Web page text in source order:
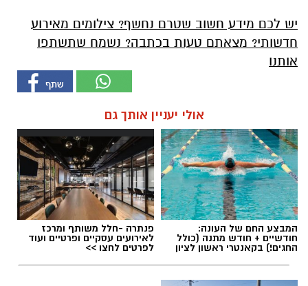
יש לכם מידע חשוב שטרם נחשף? צילומים מאירוע
חדשותי? מצאתם טעות בכתבה? נשמח שתשתפו
אותנו
אולי יעניין אותך גם
המבצע החם של העונה:
חודשיים + חודש מתנה (כולל
החגים!) בקאנטרי ראשון לציון
פנתרה -חלל משותף ומרכז
לאירועים עסקיים ופרטיים ועוד
לפרטים לחצו >>